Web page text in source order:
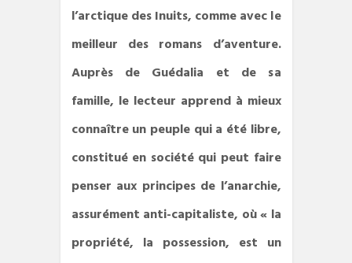
l’arctique des Inuits, comme avec le
meilleur des romans d’aventure.
Auprès de Guédalia et de sa
famille, le lecteur apprend à mieux
connaître un peuple qui a été libre,
constitué en société qui peut faire
penser aux principes de l’anarchie,
assurément anti-capitaliste, où « la
propriété, la possession, est un